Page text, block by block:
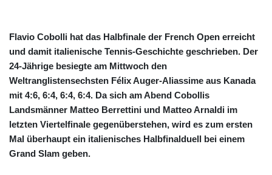
Flavio Cobolli hat das Halbfinale der French Open erreicht
und damit italienische Tennis-Geschichte geschrieben. Der
24-Jährige besiegte am Mittwoch den
Weltranglistensechsten Félix Auger-Aliassime aus Kanada
mit 4:6, 6:4, 6:4, 6:4. Da sich am Abend Cobollis
Landsmänner Matteo Berrettini und Matteo Arnaldi im
letzten Viertelfinale gegenüberstehen, wird es zum ersten
Mal überhaupt ein italienisches Halbfinalduell bei einem
Grand Slam geben.